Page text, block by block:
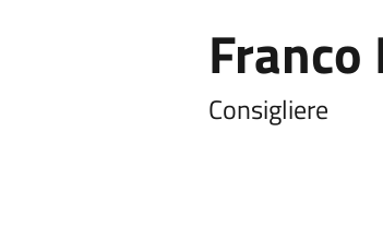
Consigliere